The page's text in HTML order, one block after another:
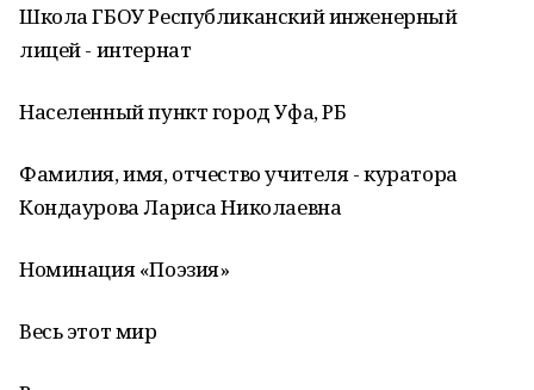
Школа ГБОУ Республиканский инженерный
лицей - интернат
Населенный пункт город Уфа, РБ
Фамилия, имя, отчество учителя - куратора
Кондаурова Лариса Николаевна
Номинация «Поэзия»
Весь этот мир